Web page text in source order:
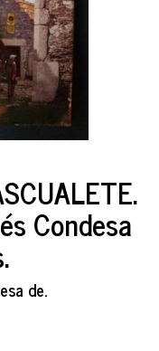
Condesa
de.